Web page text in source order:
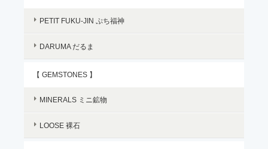
PETIT FUKU-JIN ぷち福神
DARUMA だるま
【 GEMSTONES 】
MINERALS ミニ鉱物
LOOSE 裸石